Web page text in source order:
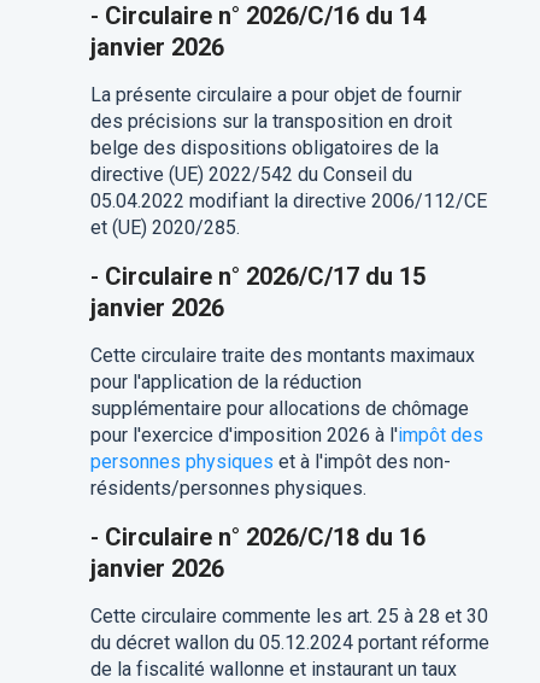
- Circulaire n° 2026/C/16 du 14
janvier 2026
La présente circulaire a pour objet de fournir
des précisions sur la transposition en droit
belge des dispositions obligatoires de la
directive (UE) 2022/542 du Conseil du
05.04.2022 modifiant la directive 2006/112/CE
et (UE) 2020/285.
- Circulaire n° 2026/C/17 du 15
janvier 2026
Cette circulaire traite des montants maximaux
pour l'application de la réduction
supplémentaire pour allocations de chômage
pour l'exercice d'imposition 2026 à l'impôt des
personnes physiques et à l'impôt des non-
résidents/personnes physiques.
- Circulaire n° 2026/C/18 du 16
janvier 2026
Cette circulaire commente les art. 25 à 28 et 30
du décret wallon du 05.12.2024 portant réforme
de la fiscalité wallonne et instaurant un taux